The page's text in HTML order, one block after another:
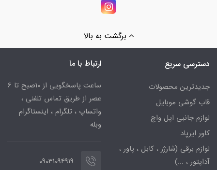
برگشت به بالا
دسترسی سریع
جدیدترین محصولات
قاب گوشی موبایل
لوازم جانبی اپل واچ
کاور ایرپاد
لوازم برقی (شارژر ، کابل ، پاور ،
آداپتور ، ...)
ارتباط با ما
ساعت پاسخگویی از 10صبح تا 6
عصر از طریق تماس تلفنی ،
واتساپ ، تلگرام ، اینستاگرام
وبله
09031094919